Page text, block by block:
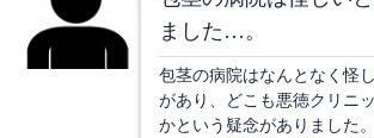
ました…。
包茎の病院はなんとなく怪
があり、どこも悪徳クリニ
かという疑念がありました。